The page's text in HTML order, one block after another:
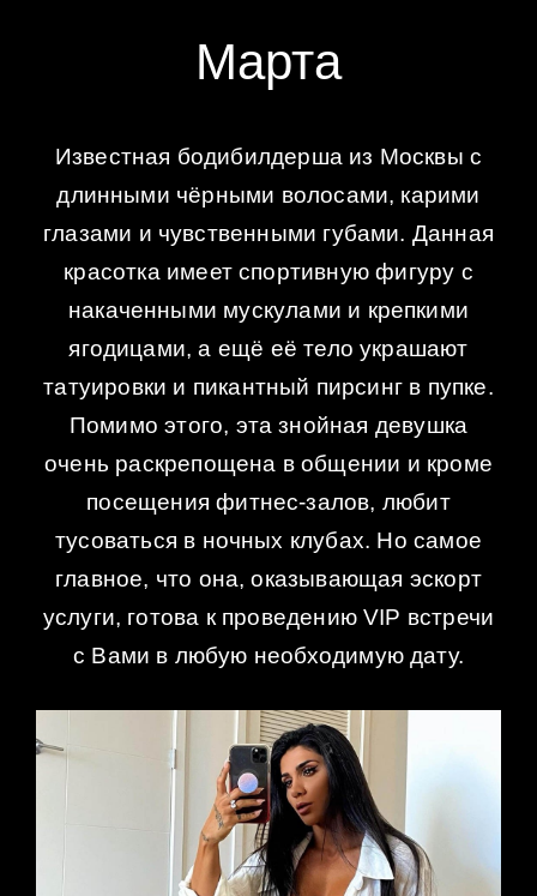
Марта
Известная бодибилдерша из Москвы с
длинными чёрными волосами, карими
глазами и чувственными губами. Данная
красотка имеет спортивную фигуру с
накаченными мускулами и крепкими
ягодицами, а ещё её тело украшают
татуировки и пикантный пирсинг в пупке.
Помимо этого, эта знойная девушка
очень раскрепощена в общении и кроме
посещения фитнес-залов, любит
тусоваться в ночных клубах. Но самое
главное, что она, оказывающая эскорт
услуги, готова к проведению VIP встречи
с Вами в любую необходимую дату.